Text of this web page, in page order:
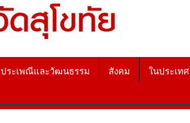
ประเพณีและวัฒนธรรม สังคม ในประเทศ